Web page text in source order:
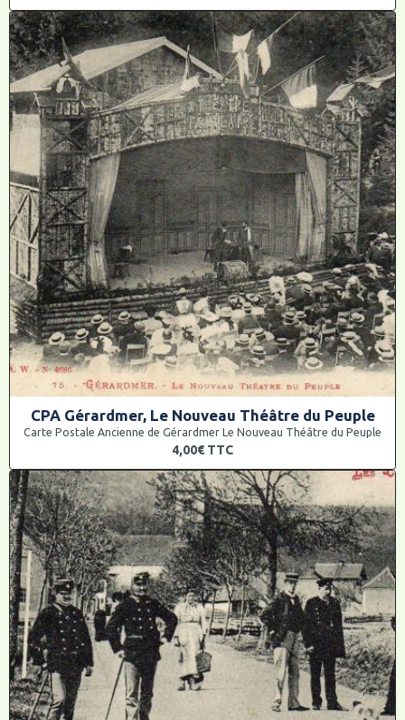
CPA Gérardmer, Le Nouveau Théâtre du Peuple
Carte Postale Ancienne de Gérardmer Le Nouveau Théâtre du Peuple
4,00€ TTC